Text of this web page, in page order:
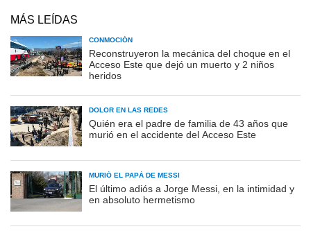
MÁS LEÍDAS
CONMOCIÓN
Reconstruyeron la mecánica del choque en el
Acceso Este que dejó un muerto y 2 niños
heridos
DOLOR EN LAS REDES
Quién era el padre de familia de 43 años que
murió en el accidente del Acceso Este
MURIÓ EL PAPÁ DE MESSI
El último adiós a Jorge Messi, en la intimidad y
en absoluto hermetismo